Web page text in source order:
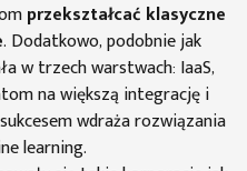
przekształcać klasyczne
. Dodatkowo, podobnie jak
w trzech warstwach: IaaS,
na większą integrację i
wdraża rozwiązania
learning.